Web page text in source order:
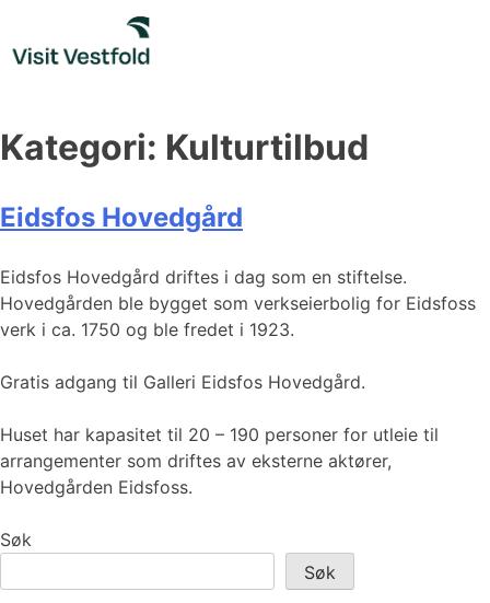
content
Kategori: Kulturtilbud
Eidsfos Hovedgård
Eidsfos Hovedgård driftes i dag som en stiftelse.
Hovedgården ble bygget som verkseierbolig for Eidsfoss
verk i ca. 1750 og ble fredet i 1923.
Gratis adgang til Galleri Eidsfos Hovedgård.
Huset har kapasitet til 20 – 190 personer for utleie til
arrangementer som driftes av eksterne aktører,
Hovedgården Eidsfoss.
Søk
Søk